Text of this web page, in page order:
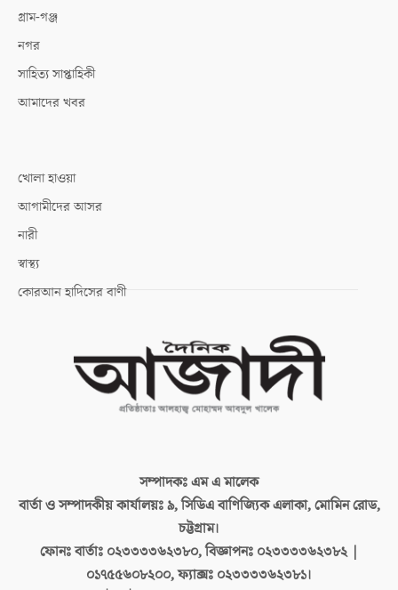
গ্রাম-গঞ্জ
নগর
সাহিত্য সাপ্তাহিকী
আমাদের খবর
খোলা হাওয়া
আগামীদের আসর
নারী
স্বাস্থ্য
কোরআন হাদিসের বাণী
সম্পাদকঃএম এ মালেক
বার্তা ও সম্পাদকীয় কার্যালয়ঃ৯, সিডিএ বাণিজ্যিক এলাকা, মোমিন রোড,
চট্টগ্রাম।
ফোনঃ বার্তাঃ ০২৩৩৩৩৬২৩৮০, বিজ্ঞাপনঃ ০২৩৩৩৩৬২৩৮২ |
০১৭৫৫৬০৮২০০, ফ্যাক্সঃ ০২৩৩৩৩৬২৩৮১।